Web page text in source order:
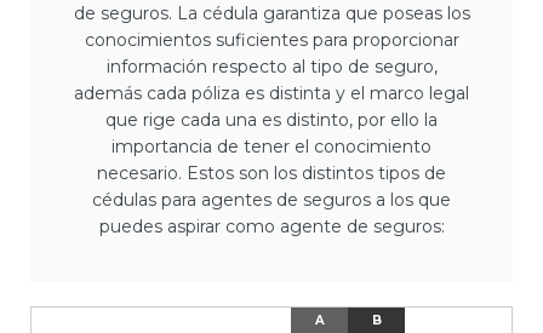
de seguros. La cédula garantiza que poseas los
conocimientos suficientes para proporcionar
información respecto al tipo de seguro,
además cada póliza es distinta y el marco legal
que rige cada una es distinto, por ello la
importancia de tener el conocimiento
necesario. Estos son los distintos tipos de
cédulas para agentes de seguros a los que
puedes aspirar como agente de seguros:
A B